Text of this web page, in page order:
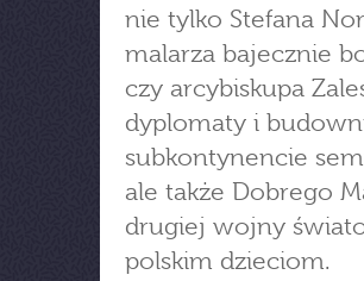
nie tylko Stefana
malarza bajecznie
czy arcybiskupa
dyplomaty i
subkontynencie
ale także Dobrego
drugiej wojny
polskim dzieciom.